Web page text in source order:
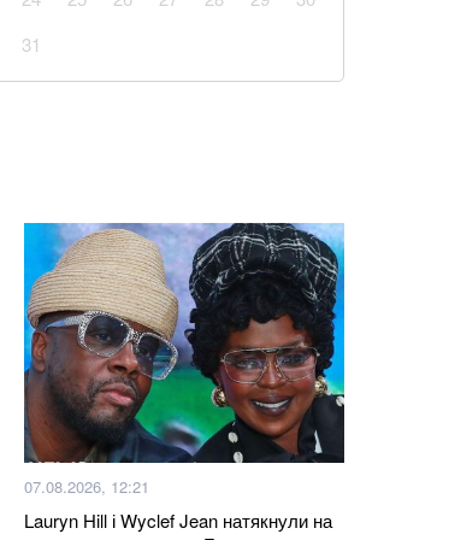
дефіцит Patriot через оновлення
та чого очікувати далі: чи варто
США шокувала новим прогнозом
бутерброди із сиром і томатами
податкова передасть Міноборони
31
07.08.2026, 12:21
Lauryn Hill і Wyclef Jean натякнули на